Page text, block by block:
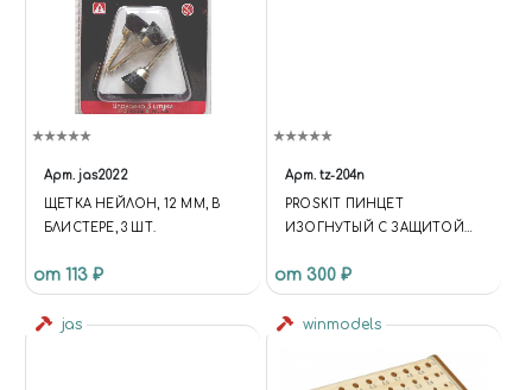
Арт. jas2022
ЩЕТКА НЕЙЛОН, 12 ММ, В
БЛИСТЕРЕ, 3 ШТ.
от 113 ₽
Арт. tz-204n
PROSKIT ПИНЦЕТ
ИЗОГНУТЫЙ С ЗАЩИТОЙ
от 300 ₽
jas winmodels